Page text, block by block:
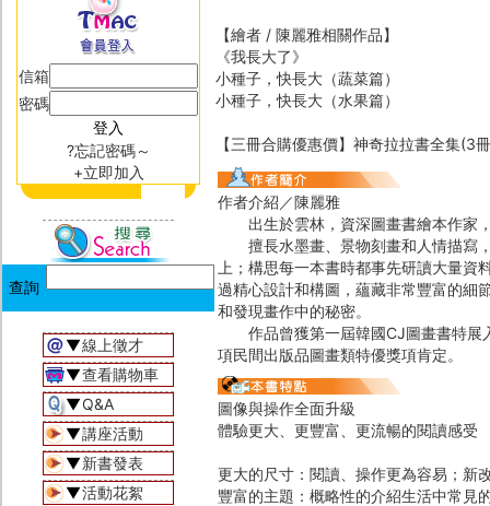
信箱
密碼
?忘記密碼～
+立即加入
▼線上徵才
▼查看購物車
▼Q&A
▼講座活動
▼新書發表
▼活動花絮
【繪者 / 陳麗雅相關作品】
《我長大了》
小種子，快長大（蔬菜篇）
小種子，快長大（水果篇）
【三冊合購優惠價】神奇拉拉書全集(3
作者介紹／陳麗雅
出生於雲林，資深圖畫書繪本作家
擅長水墨畫、景物刻畫和人情描寫，
上；構思每一本書時都事先研讀大量
過精心設計和構圖，蘊藏非常豐富的細
和發現畫作中的秘密。
作品曾獲第一屆韓國CJ圖畫書特展
項民間出版品圖畫類特優獎項肯定。
圖像與操作全面升級
體驗更大、更豐富、更流暢的閱讀感受
更大的尺寸：閱讀、操作更為容易；新
豐富的主題：概略性的介紹生活中常見